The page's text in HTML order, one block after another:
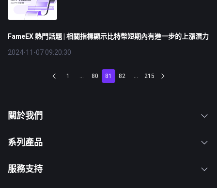
FameEX 熱門話題 | 相關指標顯示比特幣短期內有進一步的上漲潛力
2024-11-07 09:20:30
1 ... 80 81 82 ... 215
關於我們
系列產品
服務支持